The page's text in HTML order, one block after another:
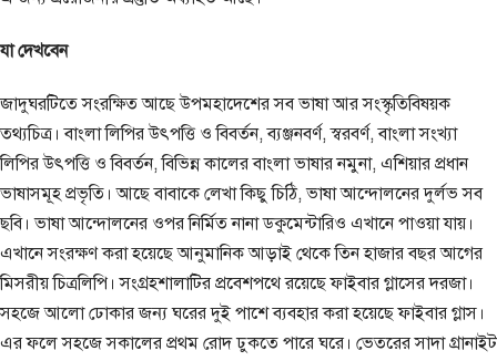
যা দেখবেন
জাদুঘরটিতে সংরক্ষিত আছে উপমহাদেশের সব ভাষা আর সংস্কৃতিবিষয়ক
তথ্যচিত্র। বাংলা লিপির উৎপত্তি ও বিবর্তন, ব্যঞ্জনবর্ণ, স্বরবর্ণ, বাংলা সংখ্যা
লিপির উৎপত্তি ও বিবর্তন, বিভিন্ন কালের বাংলা ভাষার নমুনা, এশিয়ার প্রধান
ভাষাসমূহ প্রভৃতি। আছে বাবাকে লেখা কিছু চিঠি, ভাষা আন্দোলনের দুর্লভ সব
ছবি। ভাষা আন্দোলনের ওপর নির্মিত নানা ডকুমেন্টারিও এখানে পাওয়া যায়।
এখানে সংরক্ষণ করা হয়েছে আনুমানিক আড়াই থেকে তিন হাজার বছর আগের
মিসরীয় চিত্রলিপি। সংগ্রহশালাটির প্রবেশপথে রয়েছে ফাইবার গ্লাসের দরজা।
সহজে আলো ঢোকার জন্য ঘরের দুই পাশে ব্যবহার করা হয়েছে ফাইবার গ্লাস।
এর ফলে সহজে সকালের প্রথম রোদ ঢুকতে পারে ঘরে। ভেতরের সাদা গ্রানাইট